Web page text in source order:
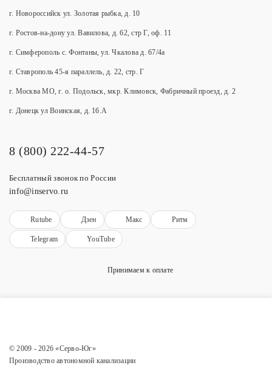
© 2009 - 2026 «Серво-Юг»
Производство автономной канализации
г. Новороссийск ул. Золотая рыбка, д. 10
г. Ростов-на-дону ул. Вавилова, д. 62, стр Г, оф. 11
г. Симферополь с. Фонтаны, ул. Чкалова д. 67/4а
г. Ставрополь 45-я параллель, д. 22, стр. Г
г. Москва МО, г. о. Подольск, мкр. Климовск, Фабричный проезд, д. 2
г. Донецк ул Воинская, д. 16.А
8 (800) 222-44-57
Бесплатный звонок по России
info@inservo.ru
Rutube Дзен Макс Ритм
Telegram YouTube
Принимаем к оплате